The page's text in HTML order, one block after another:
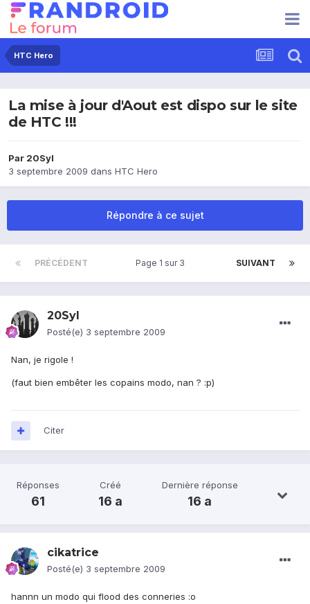
HTC Hero
La mise à jour d'Aout est dispo sur le site
de HTC !!!
Par 20Syl
3 septembre 2009 dans HTC Hero
Répondre à ce sujet
PRÉCÉDENT SUIVANT
Page 1 sur 3
20Syl
Posté(e) 3 septembre 2009
Nan, je rigole !
(faut bien embêter les copains modo, nan ? :p)
Citer
Réponses
61
Créé
16 a
Dernière réponse
16 a
cikatrice
Posté(e) 3 septembre 2009
hannn un modo qui flood des conneries :o